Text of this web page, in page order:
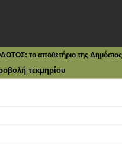
το αποθετήριο της Δημόσιας
τεκμηρίου